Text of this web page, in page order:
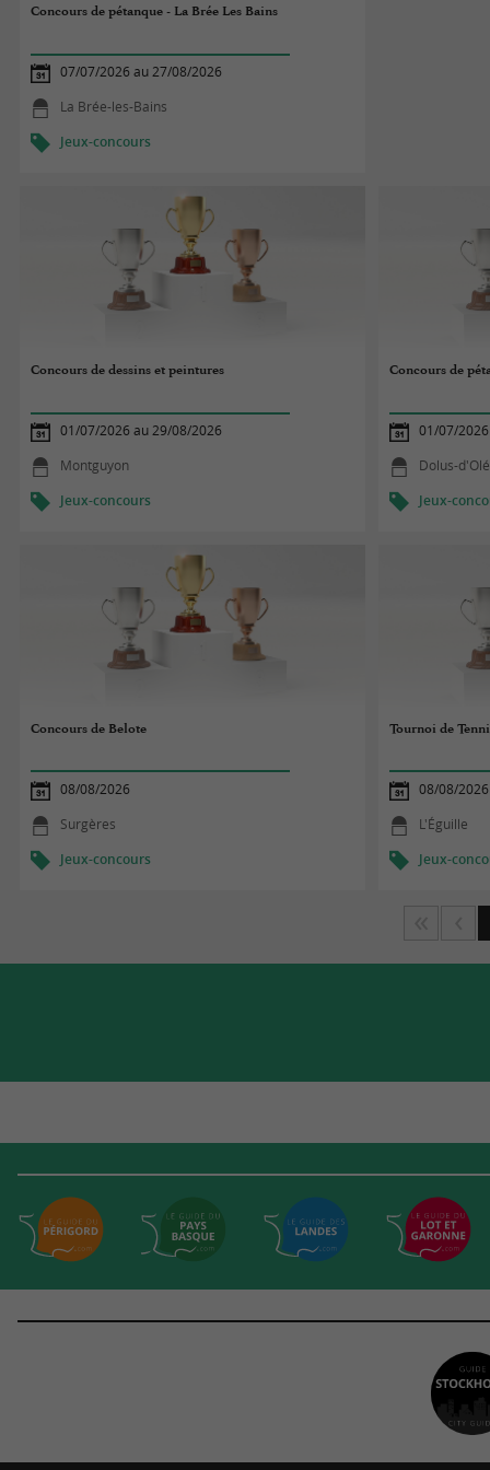
Concours de pétanque - La Brée Les Bains
07/07/2026 au 27/08/2026
La Brée-les-Bains
Jeux-concours
Concours de dessins et peintures
01/07/2026 au 29/08/2026
Montguyon
Jeux-concours
Concours de
01/07/
Dolus-
Jeux-
Concours de Belote
08/08/2026
Surgères
Jeux-concours
Tournoi de
08/08/2026
L'Éguille
Jeux-